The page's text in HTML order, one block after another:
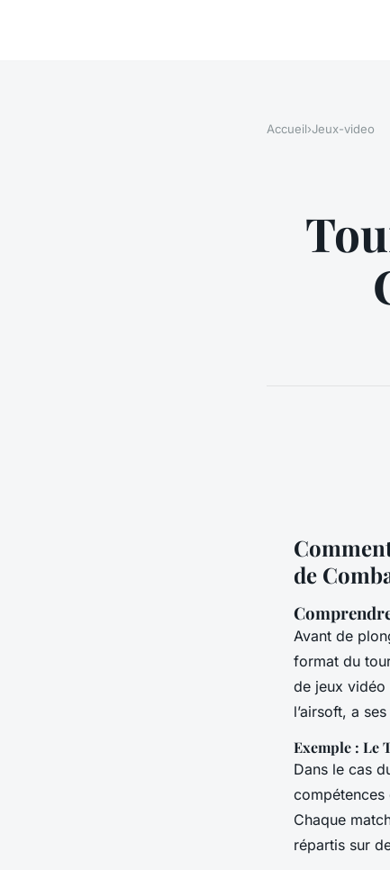
Accueil›Jeux-video
de
Avant de
format du
de jeux vidéo
l’airsoft, a
Exemple : Le
Dans le cas
compétences
Chaque
répartis sur